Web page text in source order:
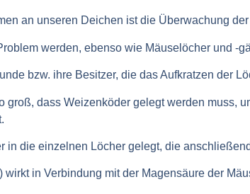
an unseren Deichen ist die Überwachung
werden, ebenso wie Mäuselöcher und -
bzw. ihre Besitzer, die das Aufkratzen der
groß, dass Weizenköder gelegt werden muss,
in die einzelnen Löcher gelegt, die
in Verbindung mit der Magensäure der